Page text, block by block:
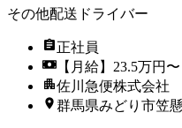
その他配送ドライバー
正社員
【月給】23.5万円〜
佐川急便株式会社
群馬県みどり市笠